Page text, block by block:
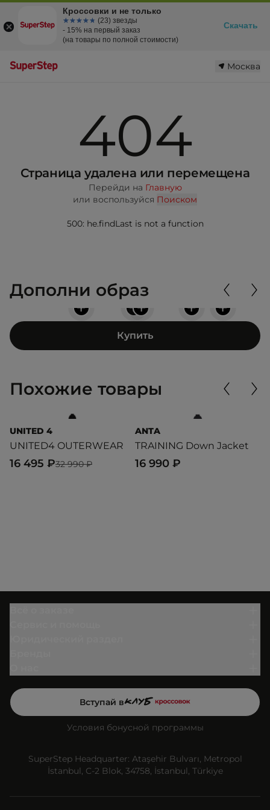
Москва
404
Страница удалена или перемещена
Перейди на Главную
или воспользуйся Поиском
500: he.findLast is not a function
Дополни образ
+
+
+ + +
Купить
Похожие товары
UNITED 4
UNITED4 OUTERWEAR
32 990 ₽
16 495 ₽
ANTA
TRAINING Down Jacket
16 990 ₽
Вступай в
Условия бонусной программы
SuperStep Headquarter: Ataşehir Bulvarı, Metropol
İstanbul, C-2 Blok, 34758, İstanbul, Türkiye
Кроссовки и не только
☆☆☆☆☆
★★★★★ (23) звезды
- 15% на первый заказ
(на товары по полной стоимости)
Скачать